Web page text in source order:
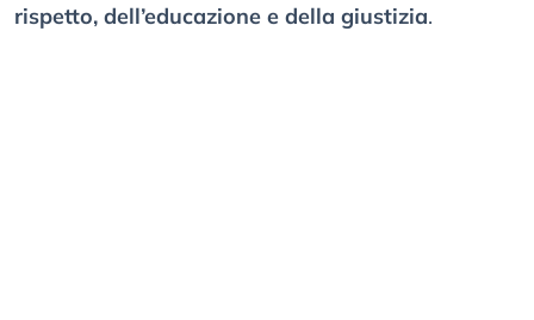
rispetto, dell’educazione e della giustizia.